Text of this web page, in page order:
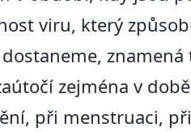
viru, který
znamená
zejména v
při menstruaci,